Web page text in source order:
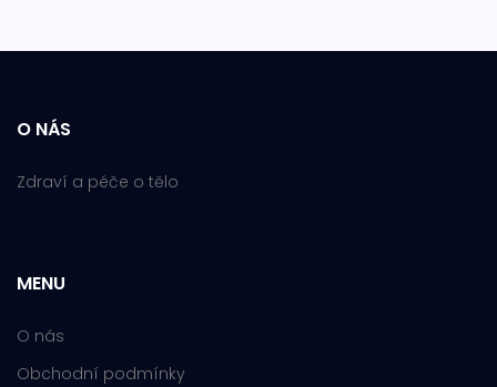
O NÁS
Zdraví a péče o tělo
MENU
O nás
Obchodní podmínky